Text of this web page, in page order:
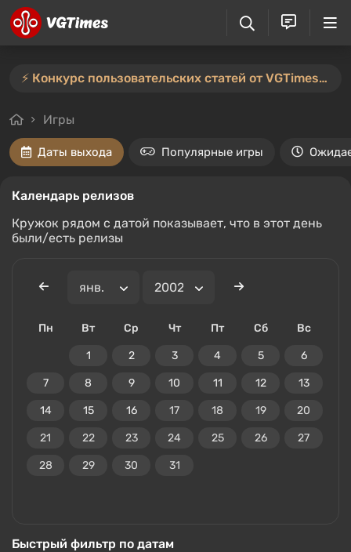
⚡️ Конкурс пользовательских статей от VGTimes продлён — участвуйте тут ⚡️
Игры
Даты выхода Популярные игры
Календарь релизов
Кружок рядом с датой показывает, что в этот день
были/есть релизы
Пн Вт Ср Чт Пт Сб Вс
1 2 3 4 5 6
7 8 9 10 11 12 13
14 15 16 17 18 19 20
21 22 23 24 25 26 27
28 29 30 31
Быстрый фильтр по датам